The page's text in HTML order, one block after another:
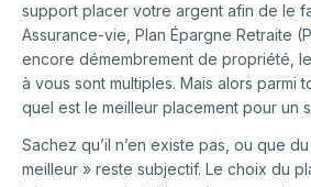
support placer votre argent afin de le
Assurance-vie, Plan Épargne Retraite
encore démembrement de propriété,
à vous sont multiples. Mais alors parmi
quel est le meilleur placement pour un
Sachez qu’il n’en existe pas, ou que
meilleur » reste subjectif. Le choix du